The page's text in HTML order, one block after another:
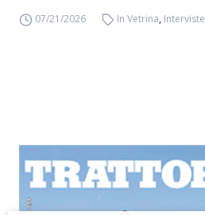
07/21/2026 In Vetrina, Interviste